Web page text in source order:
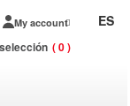
My account
0
ES